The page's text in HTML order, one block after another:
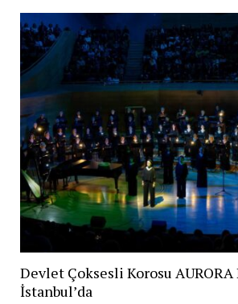
Devlet Çoksesli Korosu
İstanbul’da